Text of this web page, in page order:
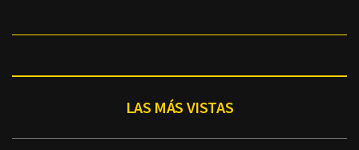
LAS MÁS VISTAS